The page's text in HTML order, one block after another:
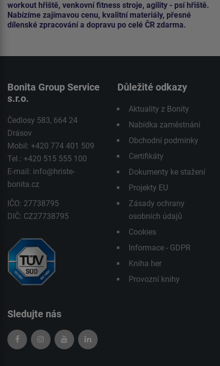
workout hřiště, venkovní fitness stroje, agility - psí hřiště.
Nabízíme zajímavou cenu, kvalitní materiály, přesné
dílenské zpracování a dopravu po celé ČR zdarma.
Bonita Group Service
s.r.o.
Čedlosy 583, 664 24
Drásov
Mobil: +420 774 401 509
Tel.: +420 515 555 100
E-mail: info@hriste-
bonita.cz
IČO: 27738795
DIČ: CZ27738795
Důležité odkazy
Aktuality z Bonity
Nabídka zaměstnání
Obchodní podmínky
Certifikáty
Dokumenty ke stažení
Projekty EU
Zásady ochrany
osobních údajů
Cookies
Informace - GDPR
Kniha her
Provozní knihy
Sledujte nás